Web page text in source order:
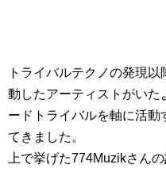
トライバルテクノの発現
動したアーティストがいた
ードトライバルを軸に活動
てきました。
上で挙げた774Muzikさん